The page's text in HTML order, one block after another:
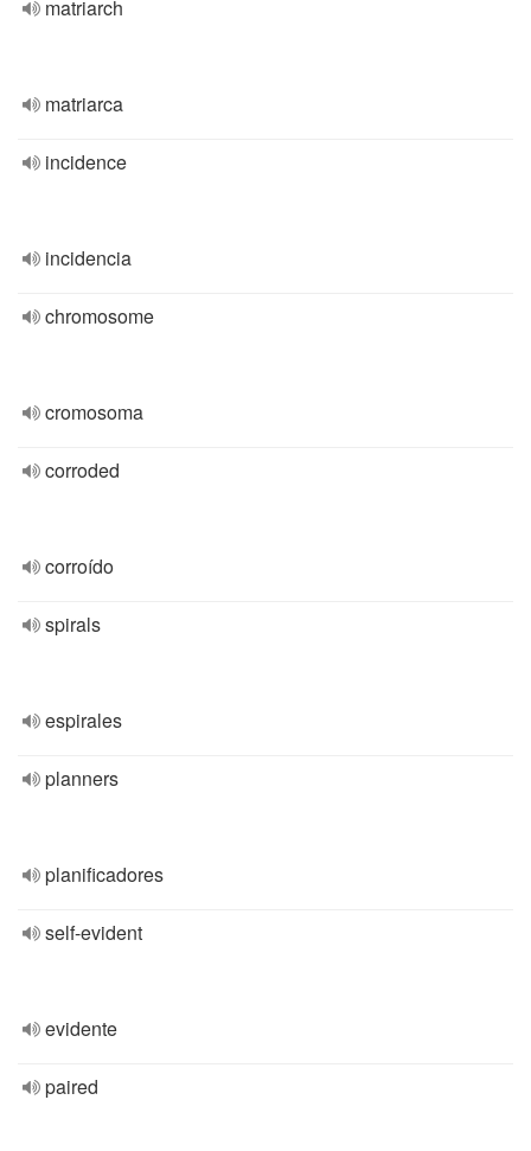
matriarch
matriarca
incidence
incidencia
chromosome
cromosoma
corroded
corroído
spirals
espirales
planners
planificadores
self-evident
evidente
paired